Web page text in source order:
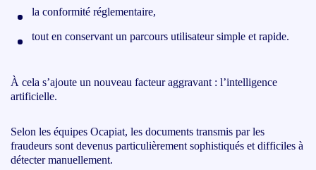
la conformité réglementaire,
tout en conservant un parcours utilisateur simple et rapide.
À cela s’ajoute un nouveau facteur aggravant : l’intelligence
artificielle.
Selon les équipes Ocapiat, les documents transmis par les
fraudeurs sont devenus particulièrement sophistiqués et difficiles à
détecter manuellement.